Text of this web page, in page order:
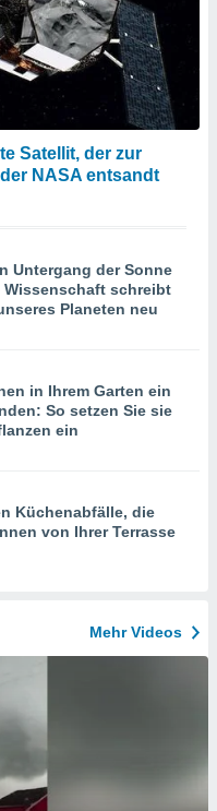
Satellit, der zur
NASA entsandt
Untergang der Sonne
Wissenschaft schreibt
Planeten neu
in Ihrem Garten ein
So setzen Sie sie
ein
Küchenabfälle, die
von Ihrer Terrasse
Mehr Videos